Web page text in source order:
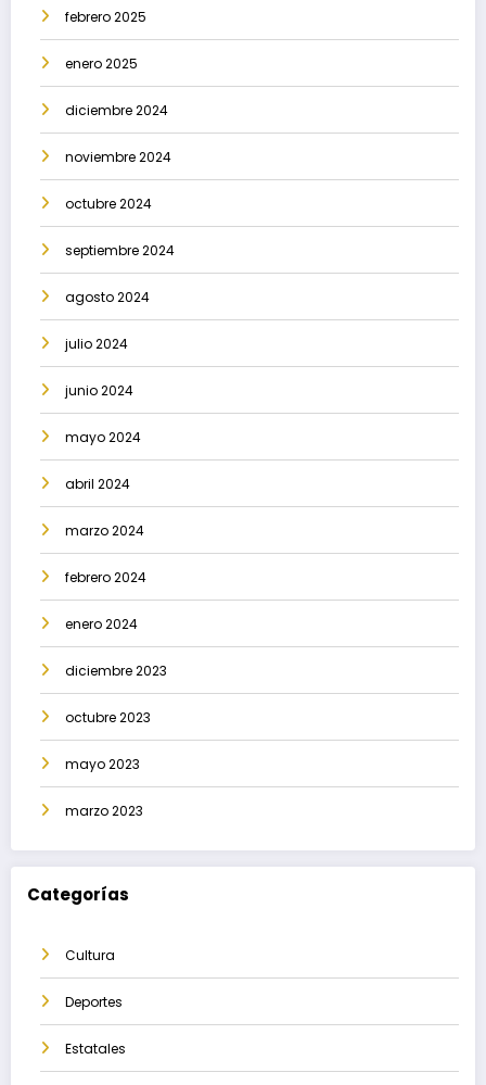
febrero 2025
enero 2025
diciembre 2024
noviembre 2024
octubre 2024
septiembre 2024
agosto 2024
julio 2024
junio 2024
mayo 2024
abril 2024
marzo 2024
febrero 2024
enero 2024
diciembre 2023
octubre 2023
mayo 2023
marzo 2023
Categorías
Cultura
Deportes
Estatales